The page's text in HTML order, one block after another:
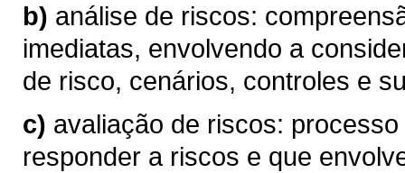
b) análise de riscos:
imediatas, envolvendo a
de risco, cenários, controles e
c) avaliação de riscos:
responder a riscos e que